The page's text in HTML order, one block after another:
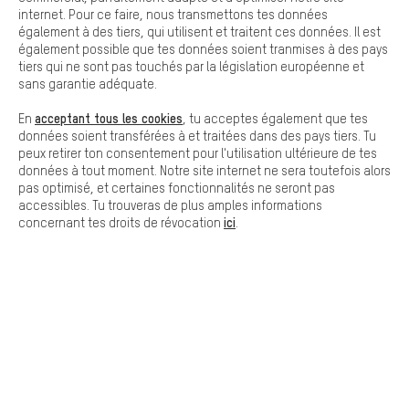
Laisse-toi conseiller
Cookies de base
Les cookies de base garantissent que tu puisses utiliser les
fonctions de notre site web.
internet. Pour ce faire, nous transmettons tes données
également à des tiers, qui utilisent et traitent ces données. Il est
également possible que tes données soient tranmises à des pays
tiers qui ne sont pas touchés par la législation européenne et
sans garantie adéquate.
En acceptant tous les cookies , tu acceptes également que tes
données soient transférées à et traitées dans des pays tiers. Tu
peux retirer ton consentement pour l'utilisation ultérieure de tes
données à tout moment. Notre site internet ne sera toutefois alors
pas optimisé, et certaines fonctionnalités ne seront pas
accessibles. Tu trouveras de plus amples informations
concernant tes droits de révocation ici